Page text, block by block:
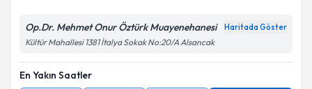
Op.Dr. Mehmet Onur Öztürk Muayenehanesi Haritada Göster
Kültür Mahallesi 1381 İtalya Sokak No:20/A Alsancak
En Yakın Saatler